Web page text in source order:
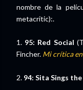
nombre de la
metacritic):.
1. 95: Red Social
Fincher. Mi crítica en
2. 94: Sita Sings the